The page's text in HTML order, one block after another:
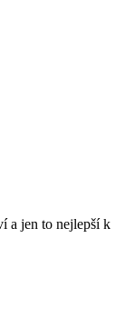
a jen to nejlepší k